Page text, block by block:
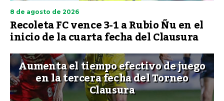
8 de agosto de 2026
Recoleta FC vence 3-1 a Rubio Ñu en el
inicio de la cuarta fecha del Clausura
Aumenta el tiempo efectivo de juego
en la tercera fecha del Torneo
Clausura